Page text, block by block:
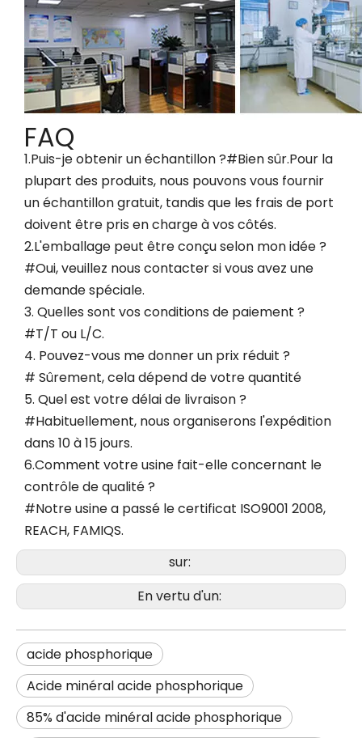
FAQ
1.Puis-je obtenir un échantillon ?#Bien sûr.Pour la
plupart des produits, nous pouvons vous fournir
un échantillon gratuit, tandis que les frais de port
doivent être pris en charge à vos côtés.
2.L'emballage peut être conçu selon mon idée ?
#Oui, veuillez nous contacter si vous avez une
demande spéciale.
3. Quelles sont vos conditions de paiement ?
#T/T ou L/C.
4. Pouvez-vous me donner un prix réduit ?
# Sûrement, cela dépend de votre quantité
5. Quel est votre délai de livraison ?
#Habituellement, nous organiserons l'expédition
dans 10 à 15 jours.
6.Comment votre usine fait-elle concernant le
contrôle de qualité ?
#Notre usine a passé le certificat ISO9001 2008,
REACH, FAMIQS.
sur:
En vertu d'un:
acide phosphorique
Acide minéral acide phosphorique
85% d'acide minéral acide phosphorique